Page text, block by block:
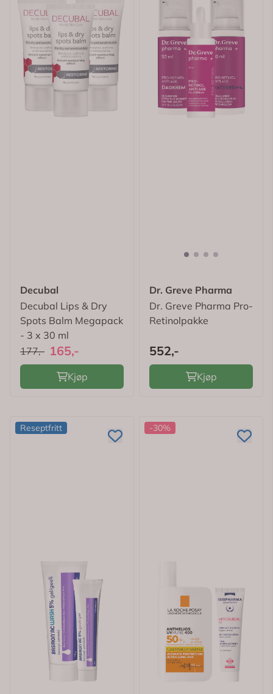
Decubal
Decubal Lips & Dry
Spots Balm Megapack
- 3 x 30 ml
177,- 165,-
Kjøp
Dr. Greve Pharma
Dr. Greve Pharma Pro-
Retinolpakke
552,-
Kjøp
Reseptfritt -30%